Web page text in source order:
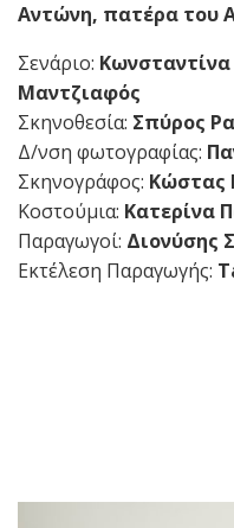
Αντώνη, πατέρα του
Σενάριο:
Μαντζιαφός
Σκηνοθεσία: Σπύρος
Δ/νση φωτογραφίας:
Σκηνογράφος: Κώστας
Κοστούμια: Κατερίνα
Παραγωγοί: Διονύσης
Εκτέλεση Παραγωγής: